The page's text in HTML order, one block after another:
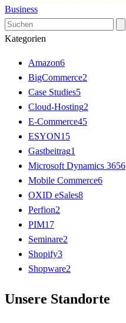
Business
Kategorien
Amazon6
BigCommerce2
Case Studies5
Cloud-Hosting2
E-Commerce45
ESYON15
Gastbeitrag1
Microsoft Dynamics 3656
Mobile Commerce6
OXID eSales8
Perfion2
PIM17
Seminare2
Shopify3
Shopware2
Unsere Standorte